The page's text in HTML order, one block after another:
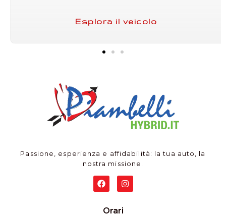
Esplora il veicolo
Passione, esperienza e affidabilità: la tua auto, la
nostra missione.
Orari